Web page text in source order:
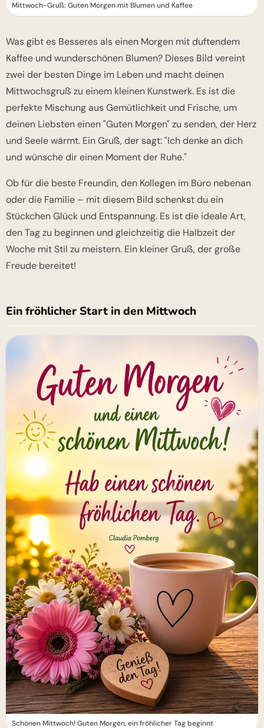
Mittwoch-Gruß: Guten Morgen mit Blumen und Kaffee
Was gibt es Besseres als einen Morgen mit duftendem
Kaffee und wunderschönen Blumen? Dieses Bild vereint
zwei der besten Dinge im Leben und macht deinen
Mittwochsgruß zu einem kleinen Kunstwerk. Es ist die
perfekte Mischung aus Gemütlichkeit und Frische, um
deinen Liebsten einen "Guten Morgen" zu senden, der Herz
und Seele wärmt. Ein Gruß, der sagt: "Ich denke an dich
und wünsche dir einen Moment der Ruhe."
Ob für die beste Freundin, den Kollegen im Büro nebenan
oder die Familie – mit diesem Bild schenkst du ein
Stückchen Glück und Entspannung. Es ist die ideale Art,
den Tag zu beginnen und gleichzeitig die Halbzeit der
Woche mit Stil zu meistern. Ein kleiner Gruß, der große
Freude bereitet!
Ein fröhlicher Start in den Mittwoch
Schönen Mittwoch! Guten Morgen, ein fröhlicher Tag beginnt